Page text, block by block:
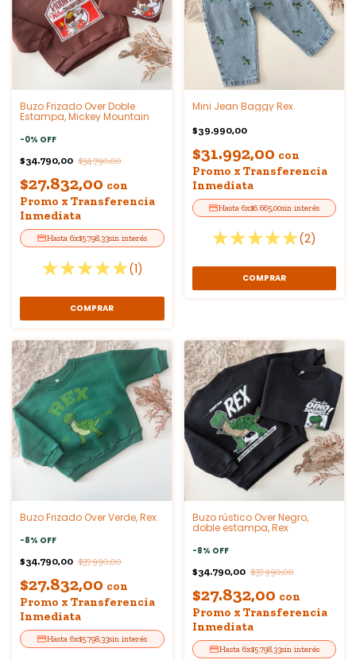
Buzo Frizado Over Doble
Estampa, Mickey Mountain
-0% OFF
$34.790,00 $34.790,00
$27.832,00 con
Promo x Transferencia
Inmediata
6x$5.798,33sin interés
(1)
COMPRAR
Mini Jean Baggy Rex.
$39.990,00
$31.992,00 con
Promo x Transferencia
Inmediata
6x$6.665,00sin interés
(2)
COMPRAR
Buzo Frizado Over Verde, Rex.
-8% OFF
$34.790,00 $37.990,00
$27.832,00 con
Promo x Transferencia
Inmediata
6x$5.798,33sin interés
Buzo rústico Over Negro,
doble estampa, Rex
-8% OFF
$34.790,00 $37.990,00
$27.832,00 con
Promo x Transferencia
Inmediata
6x$5.798,33sin interés